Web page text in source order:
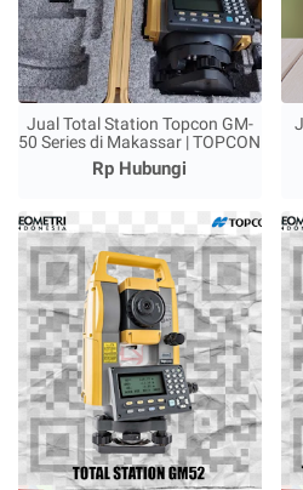
Jual Total Station Topcon GM-
50 Series di Makassar | TOPCON
Rp Hubungi